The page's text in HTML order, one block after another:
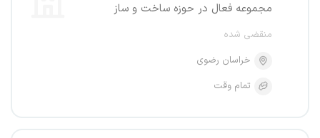
مجموعه فعال در حوزه ساخت و ساز
منقضی شده
خراسان رضوی
تمام وقت